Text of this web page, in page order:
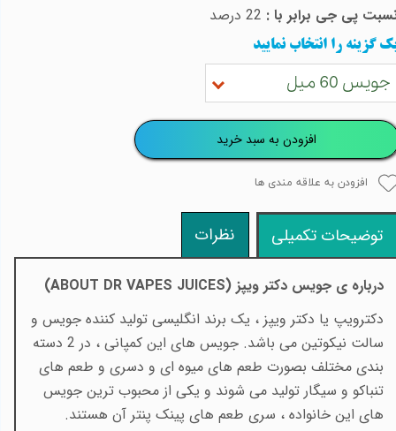
پی جی برابر با :
گزینه را انتخاب نمایید
جویس 60 میل
افزودن به سبد خرید
افزودن به علاقه مندی ها
توضیحات تکمیلی نظرات
درباره ی جویس دکتر ویپز (ABOUT DR VAPES JUICES
)
دکترویپ یا دکتر ویپز ، یک برند انگلیسی تولید کننده جویس و
سالت نیکوتین می باشد. جویس های این کمپانی ، در 2 دسته
بندی مختلف بصورت طعم های میوه ای و دسری و طعم های
تنباکو و سیگار تولید می شوند و یکی از محبوب ترین جویس
های این خانواده ، سری طعم های پینک پنتر آن هستند.